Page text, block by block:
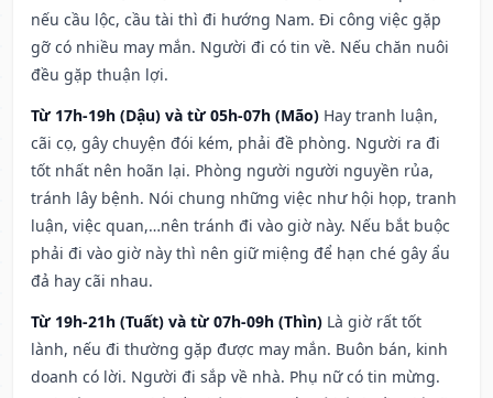
nếu cầu lộc, cầu tài thì đi hướng Nam. Đi công việc gặp
gỡ có nhiều may mắn. Người đi có tin về. Nếu chăn nuôi
đều gặp thuận lợi.
Từ 17h-19h (Dậu) và từ 05h-07h (Mão) Hay tranh luận,
cãi cọ, gây chuyện đói kém, phải đề phòng. Người ra đi
tốt nhất nên hoãn lại. Phòng người người nguyền rủa,
tránh lây bệnh. Nói chung những việc như hội họp, tranh
luận, việc quan,…nên tránh đi vào giờ này. Nếu bắt buộc
phải đi vào giờ này thì nên giữ miệng để hạn ché gây ẩu
đả hay cãi nhau.
Từ 19h-21h (Tuất) và từ 07h-09h (Thìn) Là giờ rất tốt
lành, nếu đi thường gặp được may mắn. Buôn bán, kinh
doanh có lời. Người đi sắp về nhà. Phụ nữ có tin mừng.